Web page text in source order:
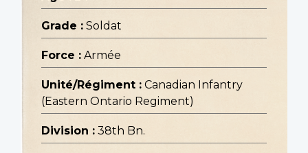
Grade : Soldat
Force : Armée
Unité/Régiment : Canadian Infantry
(Eastern Ontario Regiment)
Division : 38th Bn.